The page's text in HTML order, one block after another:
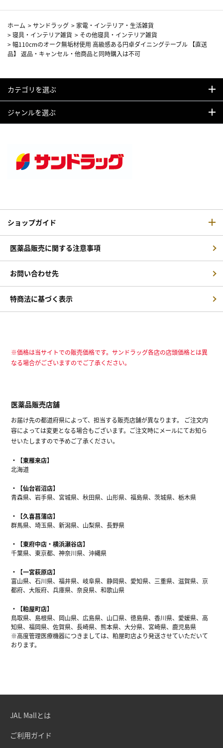
ホーム >サンドラッグ > 家電・インテリア・生活雑貨
>寝具・インテリア雑貨 > その他寝具・インテリア雑貨
>幅110cmのオーク無垢材使用 高級感ある円卓ダイニングテーブル 【直送
品】 返品・キャンセル・他商品と同時購入は不可
カテゴリを選ぶ
ジャンルを選ぶ
ショップガイド
医薬品販売に関する注意事項
お問い合わせ先
特商法に基づく表示
※価格は当サイトでの販売価格です。サンドラッグ各店の店頭価格とは異
なる場合がございますのでご了承ください。
医薬品販売店舗
お届け先の都道府県によって、担当する販売店舗が異なります。 ご注文内
容によっては変更となる場合もございます。ご注文時にメールにてお知ら
せいたしますので予めご了承ください。
【東雁来店】
北海道
【仙台岩沼店】
青森県、岩手県、宮城県、秋田県、山形県、福島県、茨城県、栃木県
【久喜菖蒲店】
群馬県、埼玉県、新潟県、山梨県、長野県
【東府中店・横浜瀬谷店】
千葉県、東京都、神奈川県、沖縄県
【一宮萩原店】
富山県、石川県、福井県、岐阜県、静岡県、愛知県、三重県、滋賀県、京
都府、大阪府、兵庫県、奈良県、和歌山県
【粕屋町店】
鳥取県、島根県、岡山県、広島県、山口県、徳島県、香川県、愛媛県、高
知県、福岡県、佐賀県、長崎県、熊本県、大分県、宮崎県、鹿児島県
※高度管理医療機器につきましては、粕屋町店より発送させていただいて
おります。
JAL Mallとは
ご利用ガイド